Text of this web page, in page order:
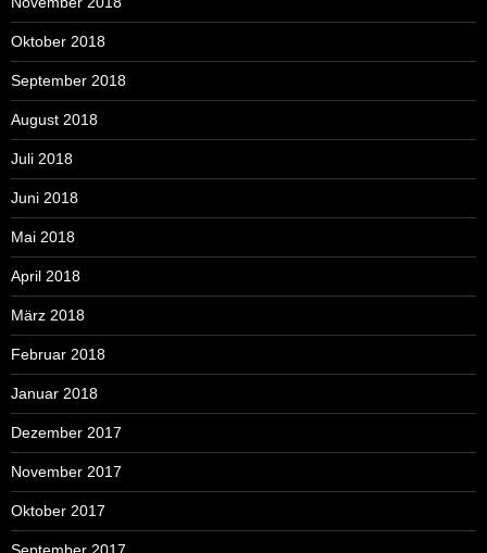
Oktober 2018
September 2018
August 2018
Juli 2018
Juni 2018
Mai 2018
April 2018
März 2018
Februar 2018
Januar 2018
Dezember 2017
November 2017
Oktober 2017